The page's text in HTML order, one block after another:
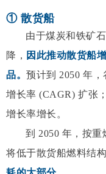
① 散货船
由于煤炭和铁矿
降， 因此推动散货船
品。预计到 2050 年
增长率 (CAGR) 扩张
增长率增长。
到 2050 年，按
将低于散货船燃料结